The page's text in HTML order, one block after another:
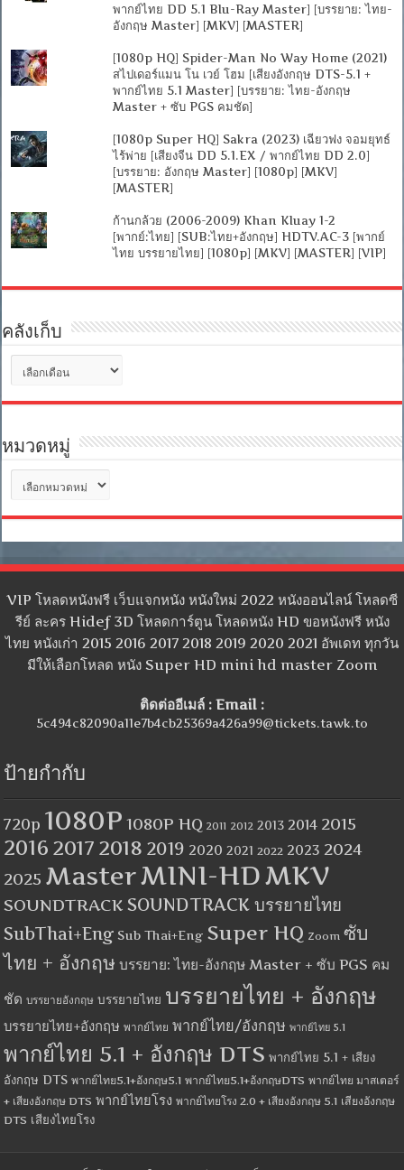
พากย์ไทย DD 5.1 Blu-Ray Master] [บรรยาย: ไทย-
อังกฤษ Master] [MKV] [MASTER]
[1080p HQ] Spider-Man No Way Home (2021)
สไปเดอร์แมน โน เวย์ โฮม [เสียงอังกฤษ DTS-5.1 +
พากย์ไทย 5.1 Master] [บรรยาย: ไทย-อังกฤษ
Master + ซับ PGS คมชัด]
[1080p Super HQ] Sakra (2023) เฉียวฟง จอมยุทธ์
ไร้พ่าย [เสียงจีน DD 5.1.EX / พากย์ไทย DD 2.0]
[บรรยาย: อังกฤษ Master] [1080p] [MKV]
[MASTER]
ก้านกล้วย (2006-2009) Khan Kluay 1-2
[พากย์:ไทย] [SUB:ไทย+อังกฤษ] HDTV.AC-3 [พากย์
ไทย บรรยายไทย] [1080p] [MKV] [MASTER] [VIP]
คลังเก็บ
เก็บ
หมวดหมู่
หมู่
VIP โหลดหนังฟรี เว็บแจกหนัง หนังใหม่ 2022 หนังออนไลน์ โหลดซี
รีย์ ละคร Hidef 3D โหลดการ์ตูน โหลดหนัง HD ขอหนังฟรี หนัง
ไทย หนังเก่า 2015 2016 2017 2018 2019 2020 2021 อัพเดท ทุกวัน
มีให้เลือกโหลด หนัง Super HD mini hd master Zoom
ติดต่ออีเมล์ : Email :
5c494c82090a11e7b4cb25369a426a99@tickets.tawk.to
ป้ายกำกับ
720p 1080P 1080P HQ 2011 2012 2013 2014 2015
2016 2017 2018 2019 2020 2021 2022 2023 2024
2025 MasterMINI-HDMKV
SOUNDTRACK SOUNDTRACK บรรยายไทย
SubThai+Eng Sub Thai+Eng Super HQ Zoom ซับ
ไทย + อังกฤษ บรรยาย: ไทย-อังกฤษ Master + ซับ PGS คม
ชัด บรรยายอังกฤษ บรรยายไทย บรรยายไทย + อังกฤษ
บรรยายไทย+อังกฤษ พากย์ไทย พากย์ไทย/อังกฤษ พากย์ไทย 5.1
พากย์ไทย 5.1 + อังกฤษ DTS พากย์ไทย 5.1 + เสียง
อังกฤษ DTS พากย์ไทย5.1+อังกฤษ5.1 พากย์ไทย5.1+อังกฤษDTS พากย์ไทย มาสเตอร์
+ เสียงอังกฤษ DTS พากย์ไทยโรง พากย์ไทยโรง 2.0 + เสียงอังกฤษ 5.1 เสียงอังกฤษ
DTS เสียงไทยโรง